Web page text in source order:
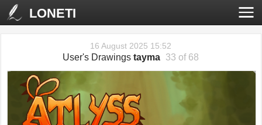
LONETI
16 August 2025 15:52
User's Drawingstayma 33 of 68